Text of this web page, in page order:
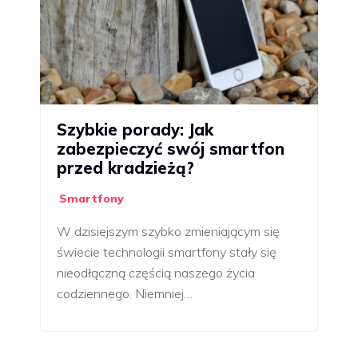
Szybkie porady: Jak
zabezpieczyć swój smartfon
przed kradzieżą?
Smartfony
W dzisiejszym szybko zmieniającym się
świecie technologii smartfony stały się
nieodłączną częścią naszego życia
codziennego. Niemniej…